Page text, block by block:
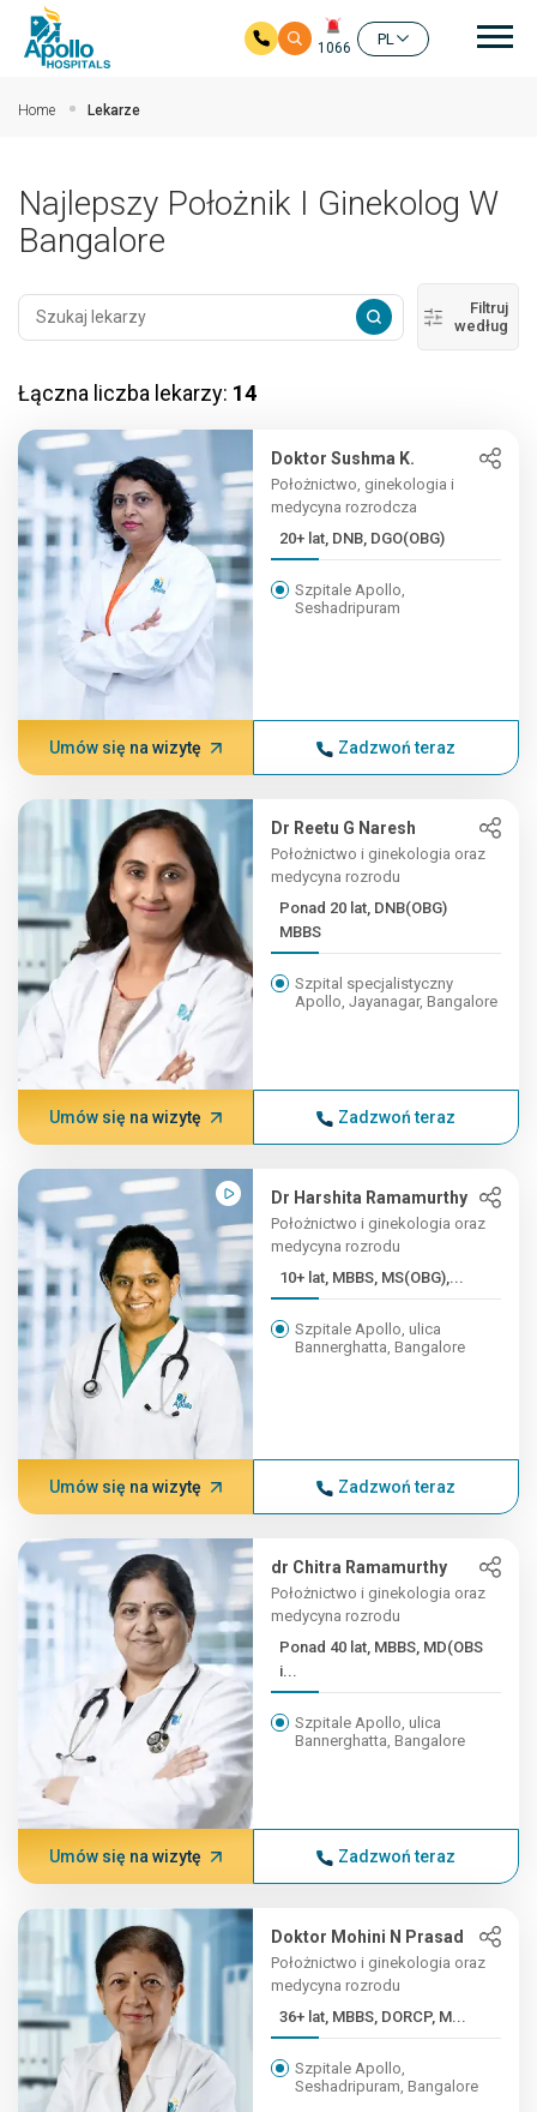
1066
PL
Home Lekarze
Najlepszy Położnik I Ginekolog W
Bangalore
Filtruj
według
Łączna liczba lekarzy: 14
Doktor Sushma K.
Położnictwo, ginekologia i
medycyna rozrodcza
20+ lat, DNB, DGO(OBG)
Szpitale Apollo,
Seshadripuram
Umów się na wizytę Zadzwoń teraz
Dr Reetu G Naresh
Położnictwo i ginekologia oraz
medycyna rozrodu
Ponad 20 lat, DNB(OBG)
MBBS
Szpital specjalistyczny
Apollo, Jayanagar, Bangalore
Umów się na wizytę Zadzwoń teraz
Dr Harshita Ramamurthy
Położnictwo i ginekologia oraz
medycyna rozrodu
10+ lat, MBBS, MS(OBG),...
Szpitale Apollo, ulica
Bannerghatta, Bangalore
Umów się na wizytę Zadzwoń teraz
dr Chitra Ramamurthy
Położnictwo i ginekologia oraz
medycyna rozrodu
Ponad 40 lat, MBBS, MD(OBS
i...
Szpitale Apollo, ulica
Bannerghatta, Bangalore
Umów się na wizytę Zadzwoń teraz
Doktor Mohini N Prasad
Położnictwo i ginekologia oraz
medycyna rozrodu
36+ lat, MBBS, DORCP, M...
Szpitale Apollo,
Seshadripuram, Bangalore